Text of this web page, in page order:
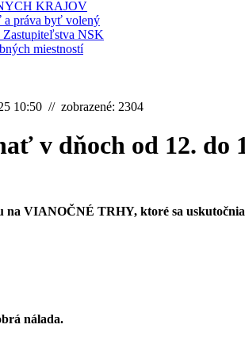
KRAJOV
a práva byť volený
Zastupiteľstva NSK
miestností
10:50 // zobrazené: 2304
v dňoch od 12. do
na VIANOČNÉ TRHY, ktoré sa
nálada.